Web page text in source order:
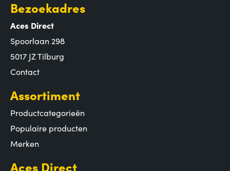
Bezoekadres
Aces Direct
Spoorlaan 298
5017 JZ Tilburg
Contact
Assortiment
Productcategorieën
Populaire producten
Merken
Aces Direct